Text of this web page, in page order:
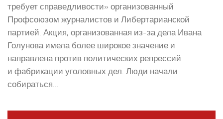
требует справедливости» организованный
Профсоюзом журналистов и Либертарианской
партией. Акция, организованная из-за дела Ивана
Голунова имела более широкое значение и
направлена против политических репрессий
и фабрикации уголовных дел. Люди начали
собираться...